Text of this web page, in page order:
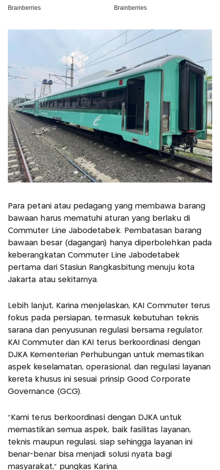
Para petani atau pedagang yang membawa barang
bawaan harus mematuhi aturan yang berlaku di
Commuter Line Jabodetabek. Pembatasan barang
bawaan besar (dagangan) hanya diperbolehkan pada
keberangkatan Commuter Line Jabodetabek
pertama dari Stasiun Rangkasbitung menuju kota
Jakarta atau sekitarnya.
Lebih lanjut, Karina menjelaskan, KAI Commuter terus
fokus pada persiapan, termasuk kebutuhan teknis
sarana dan penyusunan regulasi bersama regulator.
KAI Commuter dan KAI terus berkoordinasi dengan
DJKA Kementerian Perhubungan untuk memastikan
aspek keselamatan, operasional, dan regulasi layanan
kereta khusus ini sesuai prinsip Good Corporate
Governance (GCG).
“Kami terus berkoordinasi dengan DJKA untuk
memastikan semua aspek, baik fasilitas layanan,
teknis maupun regulasi, siap sehingga layanan ini
benar-benar bisa menjadi solusi nyata bagi
masyarakat,” pungkas Karina.